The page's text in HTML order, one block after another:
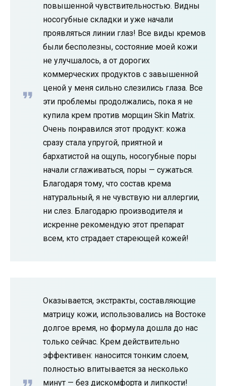
повышенной чувствительностью. Видны
носогубные складки и уже начали
проявляться линии глаз! Все виды кремов
были бесполезны, состояние моей кожи
не улучшалось, а от дорогих
коммерческих продуктов с завышенной
ценой у меня сильно слезились глаза. Все
эти проблемы продолжались, пока я не
купила крем против морщин Skin Matrix.
Очень понравился этот продукт: кожа
сразу стала упругой, приятной и
бархатистой на ощупь, носогубные поры
начали сглаживаться, поры — сужаться.
Благодаря тому, что состав крема
натуральный, я не чувствую ни аллергии,
ни слез. Благодарю производителя и
искренне рекомендую этот препарат
всем, кто страдает стареющей кожей!
Оказывается, экстракты, составляющие
матрицу кожи, использовались на Востоке
долгое время, но формула дошла до нас
только сейчас. Крем действительно
эффективен: наносится тонким слоем,
полностью впитывается за несколько
минут — без дискомфорта и липкости!